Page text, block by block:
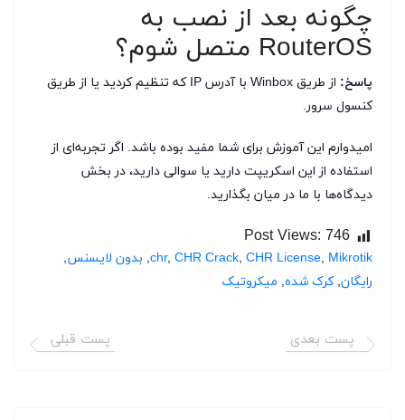
چگونه بعد از نصب به
RouterOS متصل شوم؟
پاسخ:
از طریق Winbox با آدرس IP که تنظیم کردید یا از طریق
کنسول سرور.
امیدوارم این آموزش برای شما مفید بوده باشد. اگر تجربه‌ای از
استفاده از این اسکریپت دارید یا سوالی دارید، در بخش
دیدگاه‌ها با ما در میان بگذارید.
Post Views: 746
chr, CHR Crack, CHR License, Mikrotik
, بدون لایسنس,
رایگان,کرک شده, میکروتیک
پست قبلی پست بعدی